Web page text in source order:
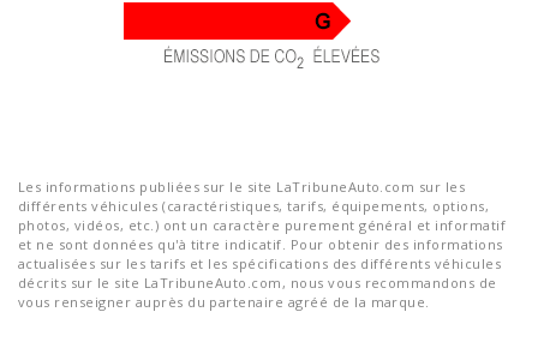
Les informations publiées sur le site LaTribuneAuto.com sur les
différents véhicules (caractéristiques, tarifs, équipements, options,
photos, vidéos, etc.) ont un caractère purement général et informatif
et ne sont données qu'à titre indicatif. Pour obtenir des informations
actualisées sur les tarifs et les spécifications des différents véhicules
décrits sur le site LaTribuneAuto.com, nous vous recommandons de
vous renseigner auprès du partenaire agréé de la marque.